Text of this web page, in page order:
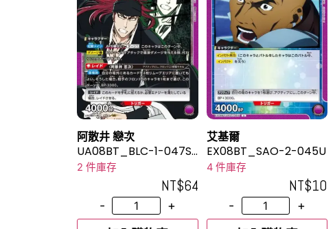
阿散井 戀次
UA08BT_BLC-1-047S
R
2 件庫存
NT$64
-
+
艾基爾
EX08BT_SAO-2-045U
4 件庫存
NT$10
-
+